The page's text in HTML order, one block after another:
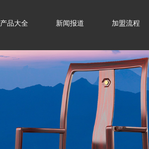
产品大全 新闻报道 加盟流程